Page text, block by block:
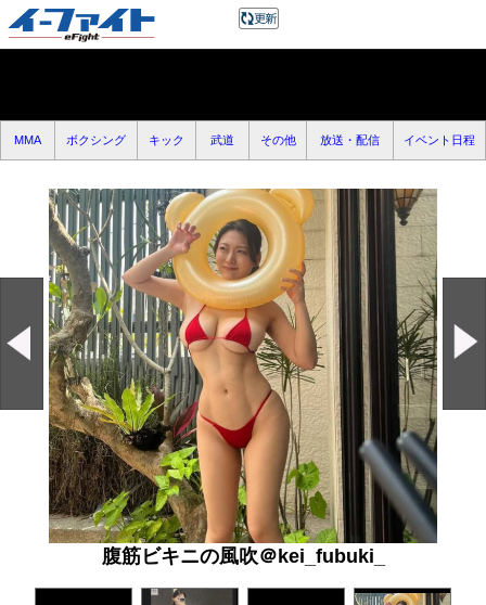
MMA ボクシング キック 武道 その他 放送・配信 イベント日程
腹筋ビキニの風吹＠kei_fubuki_